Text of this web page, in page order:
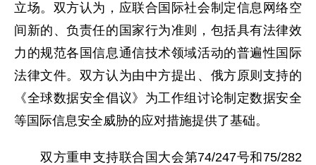
立场。双方认为，应联合国际社会制定信息网络空
间新的、负责任的国家行为准则，包括具有法律效
力的规范各国信息通信技术领域活动的普遍性国际
法律文件。双方认为由中方提出、俄方原则支持的
《全球数据安全倡议》为工作组讨论制定数据安全
等国际信息安全威胁的应对措施提供了基础。
双方重申支持联合国大会第74/247号和75/282